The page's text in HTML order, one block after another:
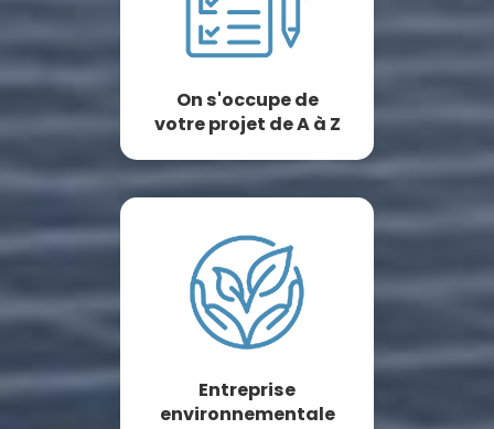
On s'occupe de
votre projet de A à Z
Entreprise
environnementale